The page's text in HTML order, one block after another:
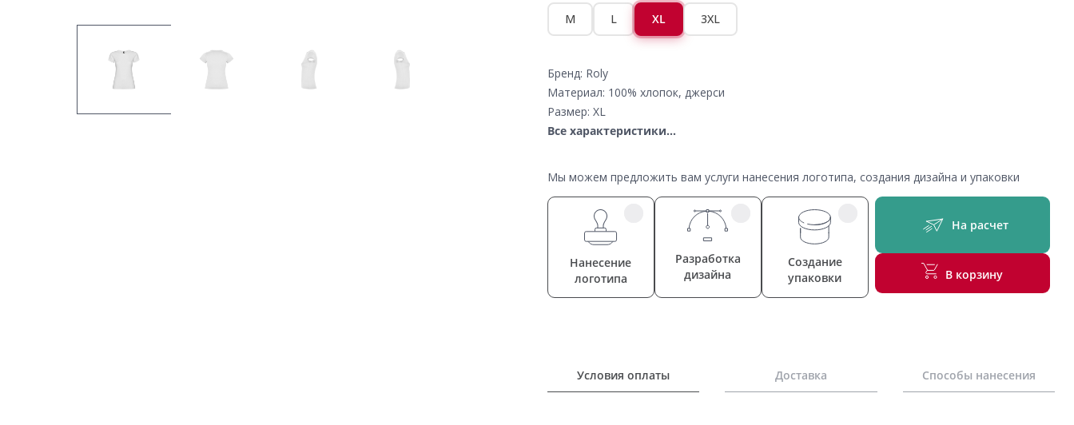
M L XL 3XL
Бренд: Roly
Материал: 100% хлопок, джерси
Размер: XL
Все характеристики...
Мы можем предложить вам услуги нанесения логотипа, создания дизайна и упаковки
Нанесение
логотипа
Разработка
дизайна
Создание
упаковки
На расчет
В корзину
Условия оплаты Доставка Способы нанесения